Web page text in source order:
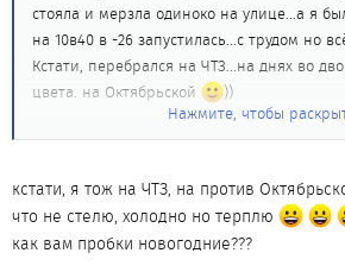
стояла и мерзла одиноко на улице...а я
на 10в40 в -26 запустилась...с трудом но
Кстати, перебрался на ЧТЗ...на днях во
цвета. на Октябрьской
))
Кста, никто не использует ченить типа
Нажмите, чтобы
кстати, я тож на ЧТЗ, на против
что не стелю, холодно но терплю
как вам пробки новогодние???